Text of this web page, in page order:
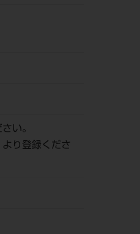
い。
より登録くださ